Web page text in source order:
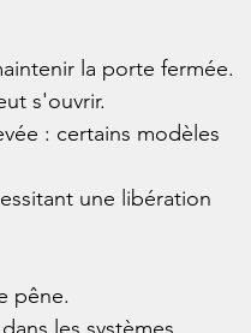
la porte fermée.
s'ouvrir.
: certains modèles
une libération
pêne.